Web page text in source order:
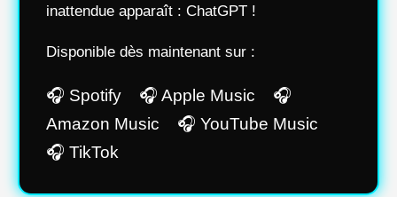
inattendue apparaît : ChatGPT !
Disponible dès maintenant sur :
🎧 Spotify 🎧 Apple Music 🎧
Amazon Music 🎧 YouTube Music
🎧 TikTok